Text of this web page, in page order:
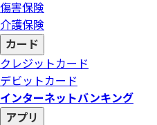
傷害保険
介護保険
カード
クレジットカード
デビットカード
インターネットバンキング
アプリ